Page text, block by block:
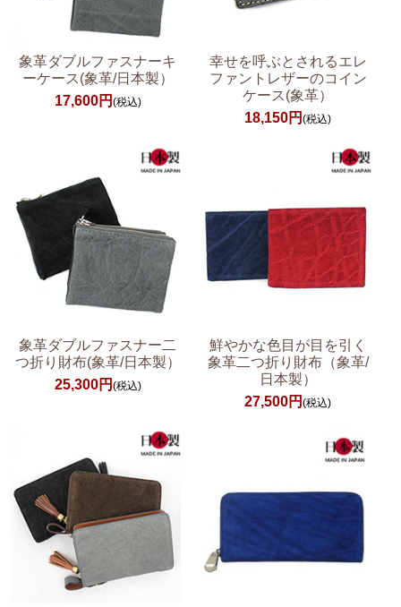
象革ダブルファスナーキ
ーケース(象革/日本製）
17,600円 (税込)
幸せを呼ぶとされるエレ
ファントレザーのコイン
ケース(象革）
18,150円(税込)
象革ダブルファスナー二
つ折り財布(象革/日本製）
25,300円 (税込)
鮮やかな色目が目を引く
象革二つ折り財布（象革/
日本製）
27,500円(税込)